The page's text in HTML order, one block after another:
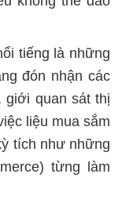
tiếng là những
đón nhận các
giới quan sát thị
liệu mua sắm
tích như những
từng làm